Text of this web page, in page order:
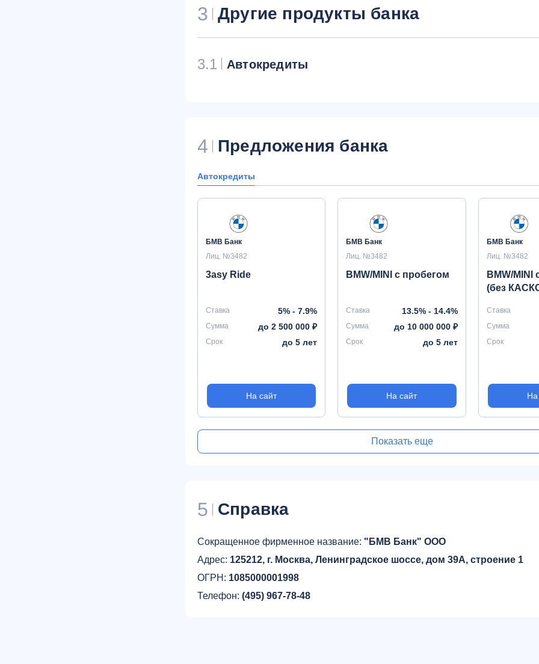
3 Другие продукты банка
3.1 Автокредиты
4 Предложения банка
Автокредиты
БМВ Банк
Лиц. №3482
3asy Ride
Ставка 5% - 7.9%
Сумма до 2 500 000 ₽
Срок до 5 лет
На сайт
БМВ Банк
Лиц. №3482
BMW/MINI с пробегом
Ставка 13.5% - 14.4%
Сумма до 10 000 000 ₽
Срок до 5 лет
На сайт
БМВ Банк
Лиц. №3482
BMW/MINI
(без
Ставка
Сумма
Срок
На
Показать еще
5 Справка
Сокращенное фирменное название: "БМВ Банк" ООО
Адрес: 125212, г. Москва, Ленинградское шоссе, дом 39А, строение 1
ОГРН: 1085000001998
Телефон: (495) 967-78-48